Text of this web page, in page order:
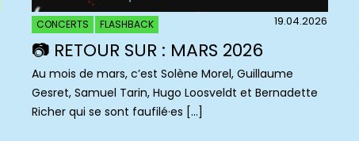
CONCERTS FLASHBACK 19.04.2026
📷 RETOUR SUR : MARS 2026
Au mois de mars, c’est Solène Morel, Guillaume
Gesret, Samuel Tarin, Hugo Loosveldt et Bernadette
Richer qui se sont faufilé·es […]